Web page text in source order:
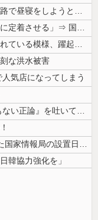
【悲報】女さん、歩行者を轢いた挙句、道路で昼寝をしようとしてしまう
高市総理「物価上昇を上回る賃上げを日本に定着させる」⇒ 国家公務員月...
今年の防衛白書にメディアが何故かブチ切れている模様、躍起になって批判す...
な洪水被害
気店になってしまう
【画像】 全身入れ墨の彫り師、『とんでもない正論』を吐いて30万再生さ...
（ ´_ゝ`）中国「高市政権が法制化を進めた国家情報局の設置日が7月3...
韓協力強化を」